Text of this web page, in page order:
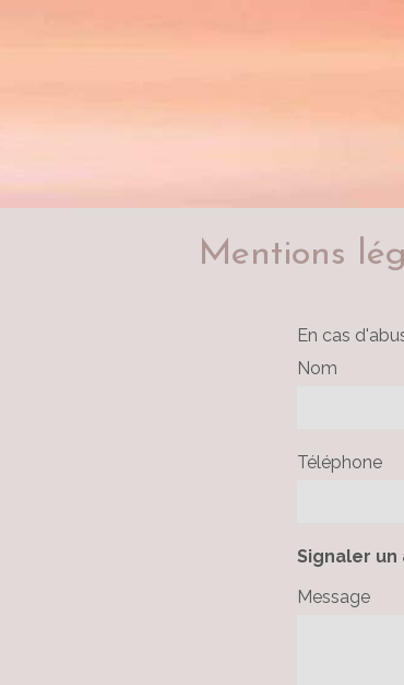
Mentions
En cas
Nom
Téléphone
Signaler un
Message